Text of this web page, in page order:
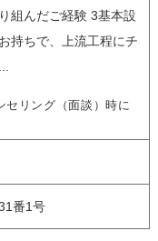
組んだご経験 3基本設
持ちで、上流工程にチ
リング（面談）時に
番1号